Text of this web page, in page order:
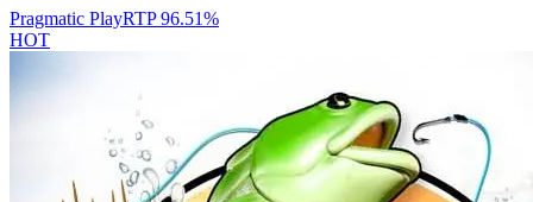
Pragmatic PlayRTP96.51%
HOT